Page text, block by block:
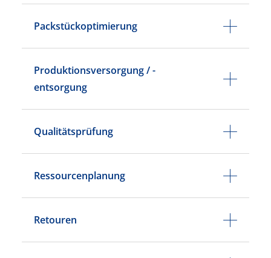
Packstückoptimierung
Produktionsversorgung / -
entsorgung
Qualitätsprüfung
Ressourcenplanung
Retouren